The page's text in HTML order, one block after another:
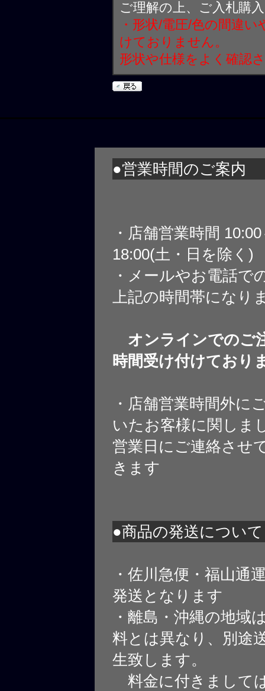
ご理解の上、ご入札購
・形状/電圧/色の間違
けておりません。
形状や仕様をよく確認
●営業時間のご案内
・店舗営業時間
18:00(土・日を除く)
・メールやお電話で
上記の時間帯になり
オンラインでのご
時間受け付けており
・店舗営業時間外に
いたお客様に関しま
営業日にご連絡させ
きます
●商品の発送について
・佐川急便・福山通
発送となります
・離島・沖縄の地域
料とは異なり、別途
生致します。
料金に付きまして